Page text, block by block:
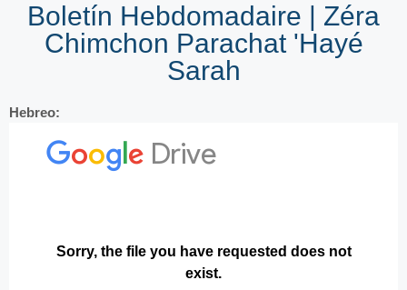
Boletín Hebdomadaire | Zéra
Chimchon Parachat 'Hayé
Sarah
Hebreo: